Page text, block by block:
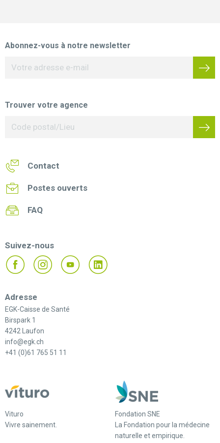
Abonnez-vous à notre newsletter
Trouver votre agence
Contact
Postes ouverts
FAQ
Suivez-nous
Adresse
EGK-Caisse de Santé
Birspark 1
4242 Laufon
info@egk.ch
+41 (0)61 765 51 11
Vituro
Vivre sainement.
Fondation SNE
La Fondation pour la médecine
naturelle et empirique.